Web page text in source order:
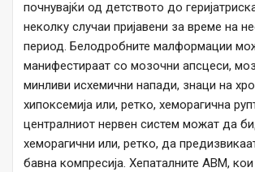
почнувајќи од детството до
неколку случаи пријавени за време на
период. Белодробните малформации
манифестираат со мозочни апсцеси,
минливи исхемични напади, знаци на
хипоксемија или, ретко, хеморагична
централниот нервен систем можат да
хеморагични или, ретко, да
бавна компресија. Хепаталните AВM,